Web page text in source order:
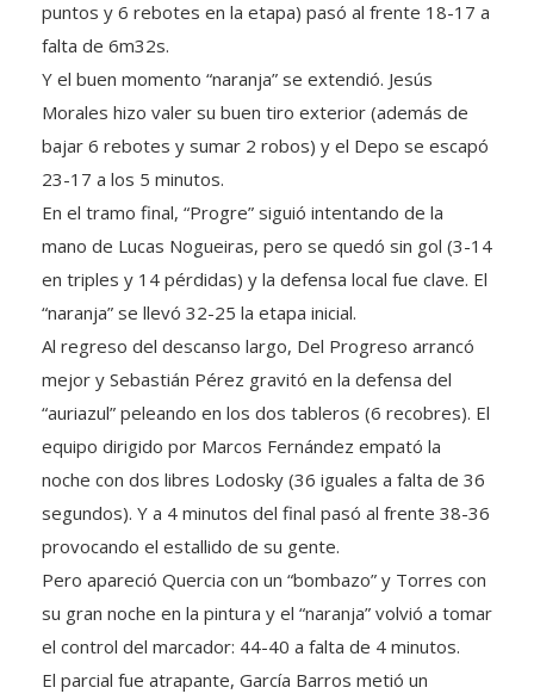
falta de 6m32s.
Y el buen momento “naranja” se extendió. Jesús
Morales hizo valer su buen tiro exterior (además de
bajar 6 rebotes y sumar 2 robos) y el Depo se escapó
23-17 a los 5 minutos.
En el tramo final, “Progre” siguió intentando de la
mano de Lucas Nogueiras, pero se quedó sin gol (3-14
en triples y 14 pérdidas) y la defensa local fue clave. El
“naranja” se llevó 32-25 la etapa inicial.
Al regreso del descanso largo, Del Progreso arrancó
mejor y Sebastián Pérez gravitó en la defensa del
“auriazul” peleando en los dos tableros (6 recobres). El
equipo dirigido por Marcos Fernández empató la
noche con dos libres Lodosky (36 iguales a falta de 36
segundos). Y a 4 minutos del final pasó al frente 38-36
provocando el estallido de su gente.
Pero apareció Quercia con un “bombazo” y Torres con
su gran noche en la pintura y el “naranja” volvió a tomar
el control del marcador: 44-40 a falta de 4 minutos.
El parcial fue atrapante, García Barros metió un
“triplazo” sobre la chicharra y Roca quedó arriba 50-